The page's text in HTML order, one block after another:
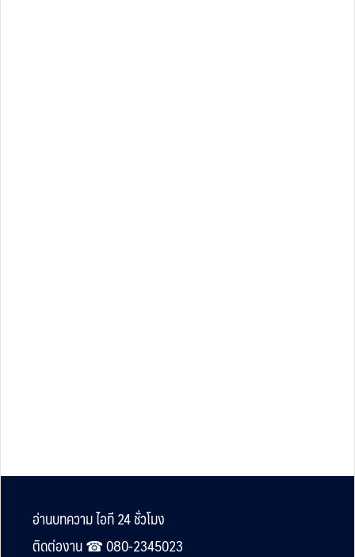
Footer
อ่านบทความ ไอที 24 ชั่วโมง
ติดต่องาน ☎︎ 080-2345023